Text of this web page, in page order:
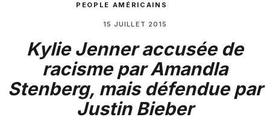
PEOPLE AMÉRICAINS
15 JUILLET 2015
Kylie Jenner accusée de
racisme par Amandla
Stenberg, mais défendue par
Justin Bieber